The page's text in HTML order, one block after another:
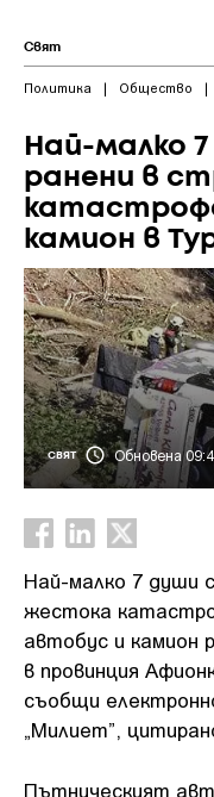
Свят
Политика | Общество |
Най-малко 7
ранени в
камион в
СВЯТ Обновена
Най-малко 7 души
жестока
автобус и камион
в провинция
съобщи
„Милиет”,
Пътническият